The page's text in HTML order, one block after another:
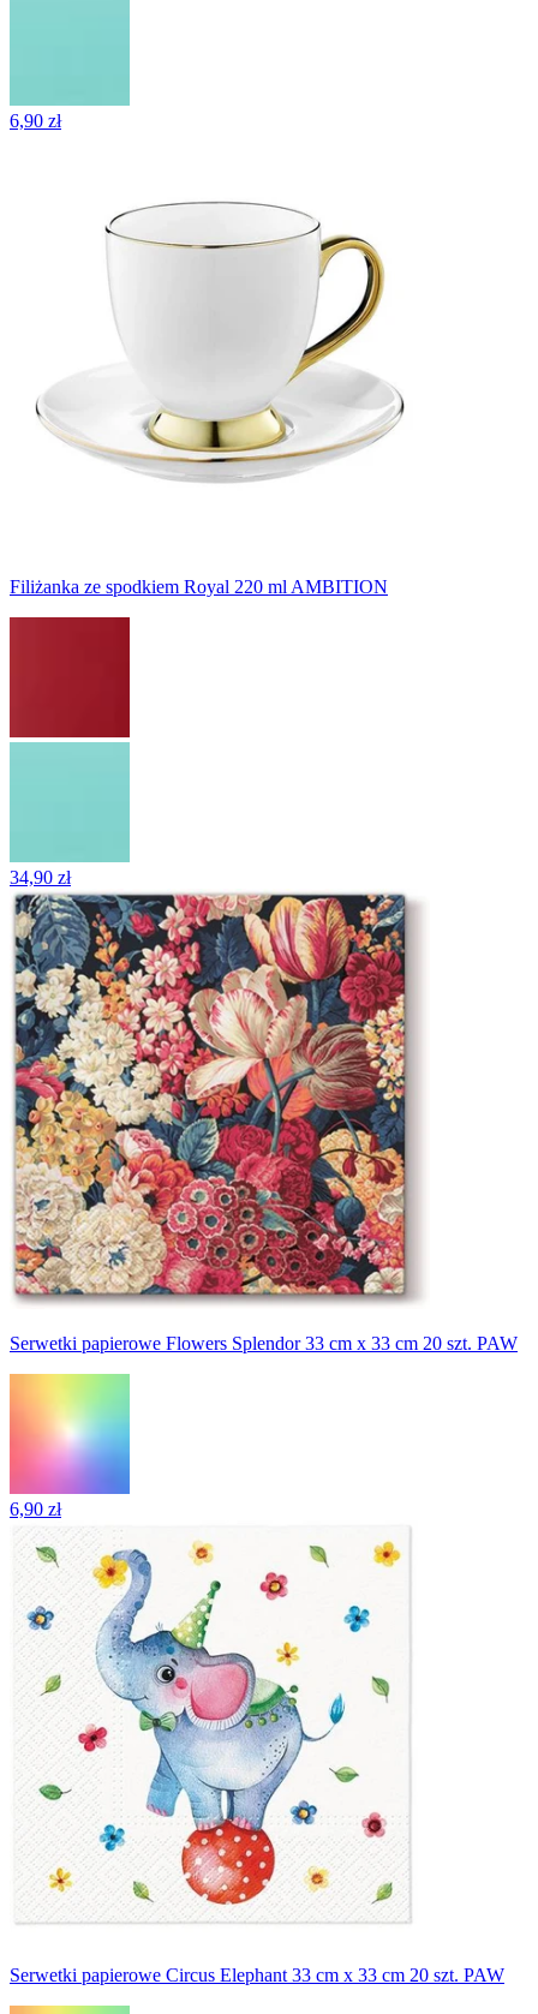
6,90 zł
Filiżanka ze spodkiem Royal 220 ml AMBITION
34,90 zł
Serwetki papierowe Flowers Splendor 33 cm x 33 cm 20 szt. PAW
6,90 zł
Serwetki papierowe Circus Elephant 33 cm x 33 cm 20 szt. PAW